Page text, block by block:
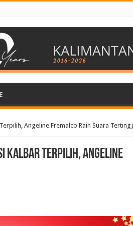
Angeline Fremalco Raih Suara
Kalbar Terpilih, Angeline